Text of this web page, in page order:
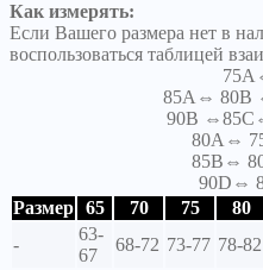
Как измерять:
Если Вашего размера нет в
воспользоваться таблицей
85A⇔ 80B
90B
80A⇔
85B⇔
90D⇔
Размер 65 70 75 80
-
63-
67
68-72 73-77 78-82